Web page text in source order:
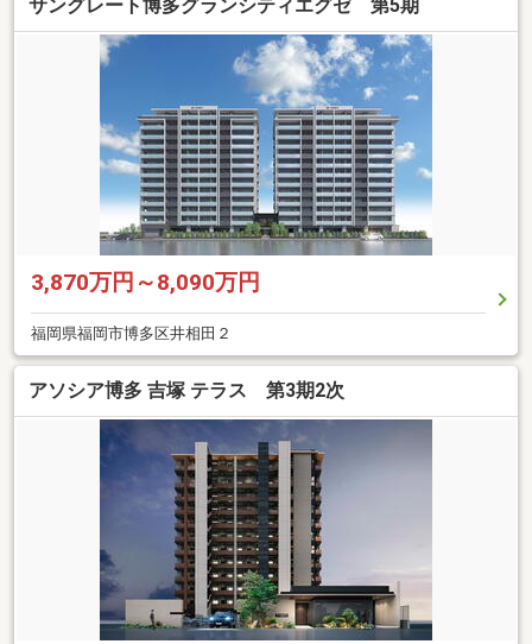
サングレート博多グランシティエグゼ 第5期
3,870万円～8,090万円
福岡県福岡市博多区井相田２
アソシア博多 吉塚 テラス 第3期2次